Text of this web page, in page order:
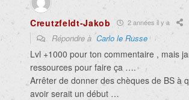
Creutzfeldt-Jakob 2 années il y a
Répondre àCarlo le Russe
Lvl +1000 pour ton commentaire , mais
ressources pour faire ça ….
Arrêter de donner des chèques de BS à
avoir serait un début …